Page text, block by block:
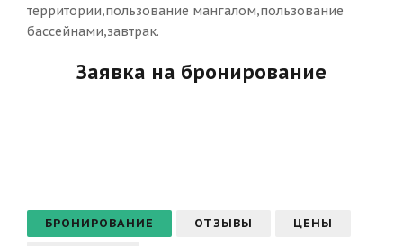
территории,пользование мангалом,пользование
бассейнами,завтрак.
Заявка на бронирование
БРОНИРОВАНИЕ ОТЗЫВЫ ЦЕНЫ